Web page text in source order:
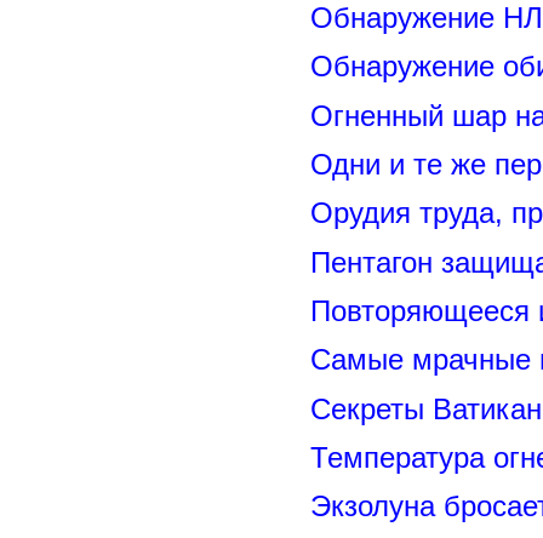
Обнаружение
Обнаружение
Огненный шар
Одни и те же
Орудия труда,
Пентагон
Повторяющееся
Самые мрачные
Секреты
Температура
Экзолуна